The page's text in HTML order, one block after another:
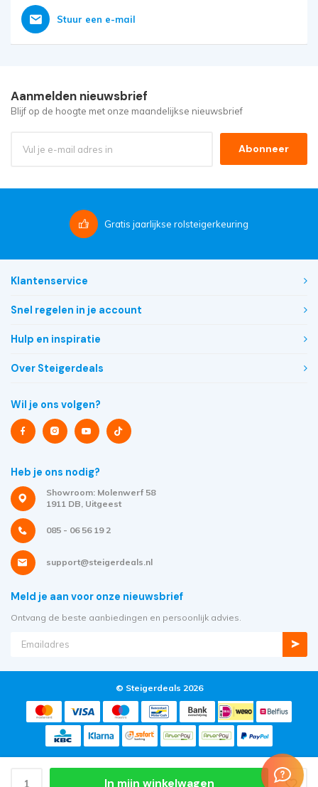
In mijn winkelwagen
Stuur een e-mail
Aanmelden nieuwsbrief
Blijf op de hoogte met onze maandelijkse nieuwsbrief
Abonneer
Gratis jaarlijkse rolsteigerkeuring
Klantenservice
Snel regelen in je account
Hulp en inspiratie
Over Steigerdeals
Wil je ons volgen?
Heb je ons nodig?
Showroom: Molenwerf 58
1911 DB, Uitgeest
085 - 06 56 19 2
support@steigerdeals.nl
Meld je aan voor onze nieuwsbrief
Ontvang de beste aanbiedingen en persoonlijk advies.
© Steigerdeals 2026